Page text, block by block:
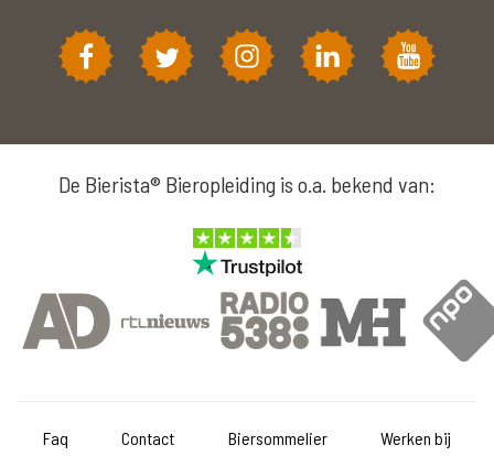
De Bierista® Bieropleiding is o.a. bekend van:
Faq Contact Biersommelier Werken bij